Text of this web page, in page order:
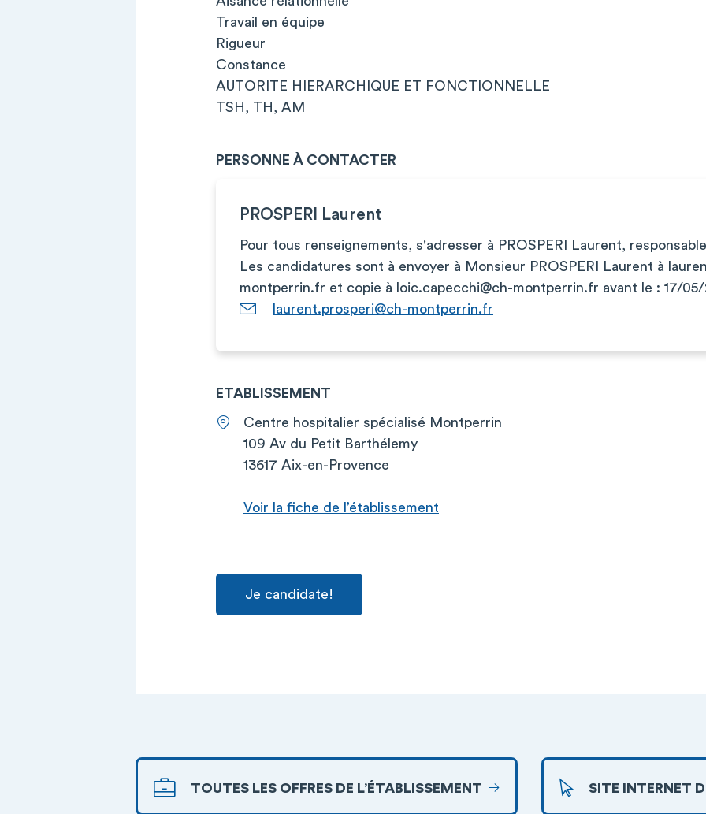
Travail en équipe
Rigueur
Constance
AUTORITE HIERARCHIQUE ET FONCTIONNELLE
TSH, TH, AM
PERSONNE À CONTACTER
PROSPERI Laurent
Pour tous renseignements, s'adresser à PROSPERI Laurent,
Les candidatures sont à envoyer à Monsieur PROSPERI Laurent à
montperrin.fr et copie à loic.capecchi@ch-montperrin.fr avant le : 17/
laurent.prosperi@ch-montperrin.fr
ETABLISSEMENT
Centre hospitalier spécialisé Montperrin
109 Av du Petit Barthélemy
13617 Aix-en-Provence
Voir la fiche de l’établissement
Je candidate!
TOUTES LES OFFRES DE L’ÉTABLISSEMENT SITE INTERNET